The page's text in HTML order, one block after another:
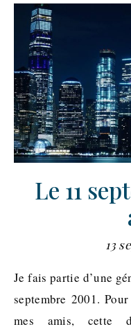
Le 11
13
Je fais partie d’une génération qui n’était pas née le 11
septembre 2001.
mes amis, cette